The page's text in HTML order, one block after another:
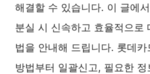
해결할 수 있습니다. 이 글에
분실 시 신속하고 효율적으로
법을 안내해 드립니다. 롯데카
방법부터 일괄신고, 필요한